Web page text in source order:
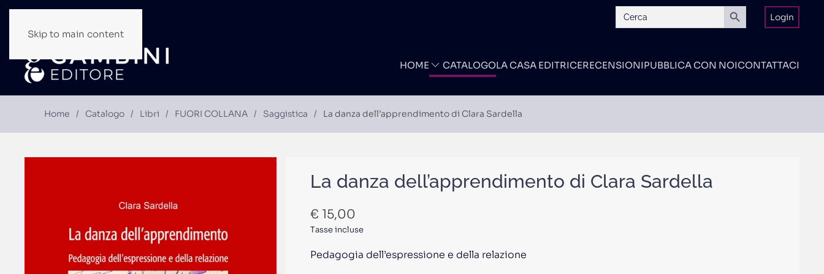
Skip to main content
Search
for:
Search Button
Login
HOME CATALOGOLA CASA EDITRICERECENSIONIPUBBLICA CON NOICONTATTACI
Home Catalogo Libri FUORI COLLANA Saggistica La danza dell’apprendimento di Clara Sardella
La danza dell’apprendimento di Clara Sardella
€ 15,00
Tasse incluse
Pedagogia dell’espressione e della relazione